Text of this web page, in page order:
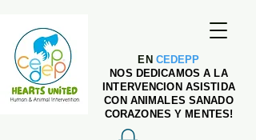
EN CEDEPP
NOS DEDICAMOS A LA
INTERVENCION ASISTIDA
CON ANIMALES SANADO
CORAZONES Y MENTES!